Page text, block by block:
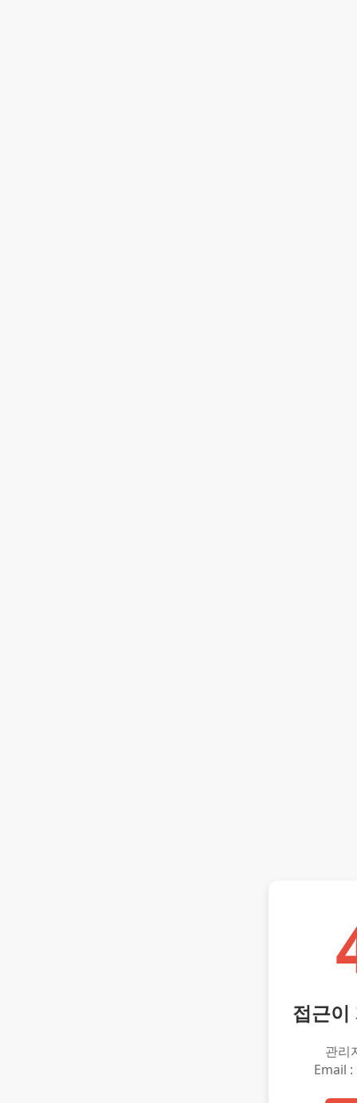
접근이
관리
Email